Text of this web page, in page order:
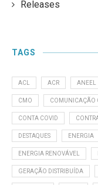
Releases
TAGS
ACL ACR ANEEL
CMO COMUNICAÇÃO
CONTA COVID
DESTAQUES ENERGIA
ENERGIA RENOVÁVEL
GERAÇÃO DISTRIBUÍDA